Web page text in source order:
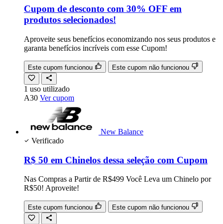
Cupom de desconto com 30% OFF em
produtos selecionados!
Aproveite seus benefícios economizando nos seus produtos e
garanta benefícios incríveis com esse Cupom!
Este cupom funcionou Este cupom não funcionou
1 uso utilizado
A30 Ver cupom
New Balance
Verificado
R$ 50 em Chinelos dessa seleção com Cupom
Nas Compras a Partir de R$499 Você Leva um Chinelo por
R$50! Aproveite!
Este cupom funcionou Este cupom não funcionou